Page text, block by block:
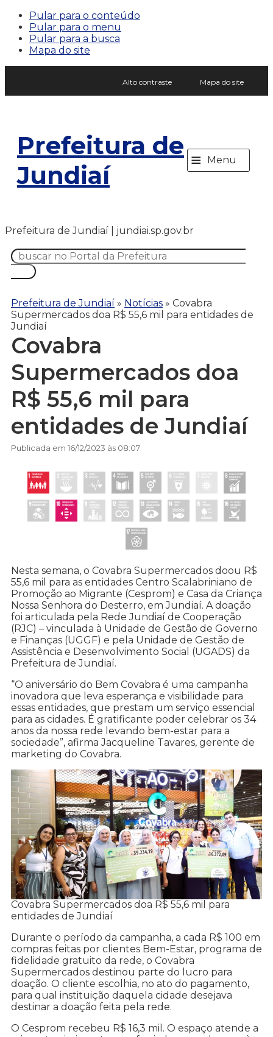
Pular para o conteúdo
Pular para o menu
Pular para a busca
Mapa do site
Alto contraste Mapa do site
Prefeitura de
Jundiaí
≡ Menu
Prefeitura de Jundiaí | jundiai.sp.gov.br
Prefeitura de Jundiaí » Notícias » Covabra
Supermercados doa R$ 55,6 mil para entidades de
Jundiaí
Covabra
Supermercados doa
R$ 55,6 mil para
entidades de Jundiaí
Publicada em 16/12/2023 às 08:07
Nesta semana, o Covabra Supermercados doou R$
55,6 mil para as entidades Centro Scalabriniano de
Promoção ao Migrante (Cesprom) e Casa da Criança
Nossa Senhora do Desterro, em Jundiaí. A doação
foi articulada pela Rede Jundiaí de Cooperação
(RJC) – vinculada à Unidade de Gestão de Governo
e Finanças (UGGF) e pela Unidade de Gestão de
Assistência e Desenvolvimento Social (UGADS) da
Prefeitura de Jundiaí.
“O aniversário do Bem Covabra é uma campanha
inovadora que leva esperança e visibilidade para
essas entidades, que prestam um serviço essencial
para as cidades. É gratificante poder celebrar os 34
anos da nossa rede levando bem-estar para a
sociedade”, afirma Jacqueline Tavares, gerente de
marketing do Covabra.
Covabra Supermercados doa R$ 55,6 mil para
entidades de Jundiaí
Durante o período da campanha, a cada R$ 100 em
compras feitas por clientes Bem-Estar, programa de
fidelidade gratuito da rede, o Covabra
Supermercados destinou parte do lucro para
doação. O cliente escolhia, no ato do pagamento,
para qual instituição daquela cidade desejava
destinar a doação feita pela rede.
O Cesprom recebeu R$ 16,3 mil. O espaço atende a